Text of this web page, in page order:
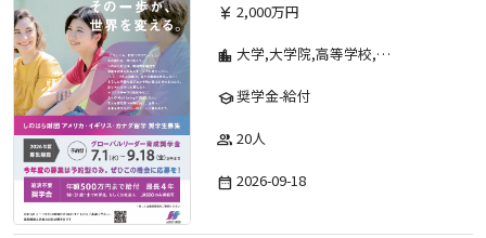
currency_yen 2,000万円
location_city 大学,大学院,高等学校,その他,高等専門学校,専修学校,短期大学
school奨学金-給付
group 20人
date_range 2026-09-18